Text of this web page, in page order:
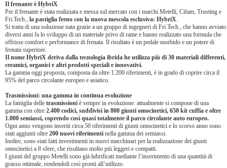
Il frenante è HybriX
Per il frenante è stata realizzata e messa sul mercato con i marchi Metelli, Cifam, Trusting e
Fri.Tech., la pastiglia freno con la nuova mescola esclusiva: HybriX.
Si tratta di una soluzione nata grazie a un gruppo di ingegneri di Fri.Tech., che hanno avviato
diversi anni fa lo sviluppo di un materiale privo di rame e hanno realizzato una formula che
offrisse comfort e performance di frenata. Il risultato è un pedale morbido e un potere di
frenata superiore.
Il nome HybriX deriva dalla tecnologia ibrida he utilizza più di 30 materiali differenti,
ceramici, organici e altri prodotti speciali e innovativi.
La gamma oggi proposta, composta da oltre 1.200 riferimenti, è in grado di coprire circa il
95% del parco circolante europeo e asiatico.
Trasmissioni: una gamma in continua evoluzione
La famiglia delle trasmissioni è sempre in evoluzione: attualmente si compone di una
gamma con oltre 2.400 codici, suddivisi in 800 giunti omocinetici, 650 kit cuffia e oltre
1.000 semiassi, coprendo così quasi totalmente il parco circolante auto europeo.
Ogni anno vengono inseriti circa 50 riferimenti di giunti omocinetici e lo scorso anno sono
stati aggiunti oltre 200 nuovi riferimenti nella gamma dei semiassi.
Inoltre, sono stati fatti investimenti in nuovi macchinari per la realizzazione dei giunti
omocinetici a 8 sfere, che risultano molto più leggeri e compatti.
I giunti del gruppo Metelli sono già lubrificati mediante l’inserimento di una quantità di
grasso ottimale, rendendoli così pronti all’utilizzo.